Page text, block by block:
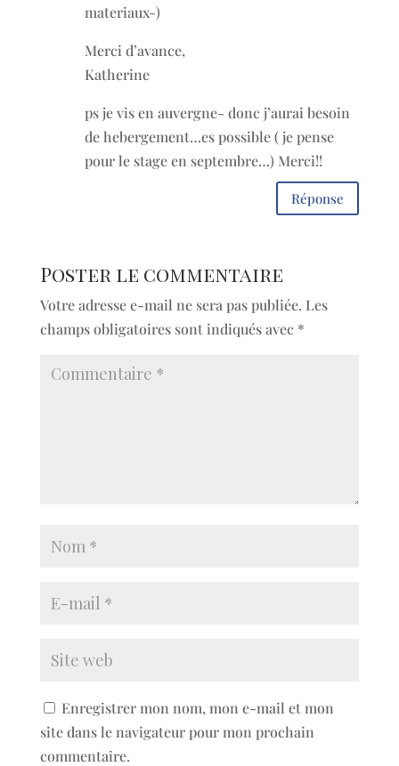
materiaux-)
Merci d’avance,
Katherine
ps je vis en auvergne- donc j’aurai besoin
de hebergement…es possible ( je pense
pour le stage en septembre…) Merci!!
Réponse
Poster le commentaire
Votre adresse e-mail ne sera pas publiée. Les
champs obligatoires sont indiqués avec *
Enregistrer mon nom, mon e-mail et mon
site dans le navigateur pour mon prochain
commentaire.